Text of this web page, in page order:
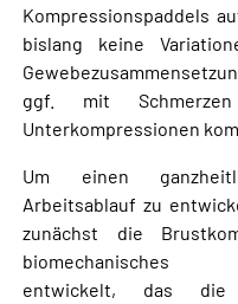
Kompressionspaddels
bislang keine
ggf. mit
Unterkompressionen
Um einen
Arbeitsablauf zu
zunächst die
biomechanisches
entwickelt, das die